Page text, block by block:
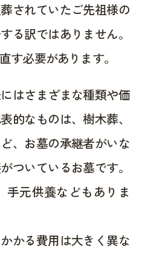
されていたご先祖様の
る訳ではありません。
す必要があります。
はさまざまな種類や価
的なものは、樹木葬、
、お墓の承継者がいな
ついているお墓です。
手元供養などもありま
かる費用は大きく異な